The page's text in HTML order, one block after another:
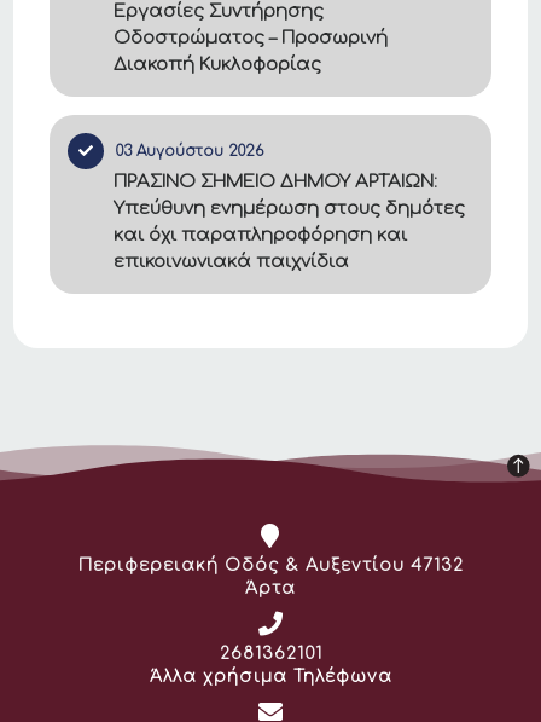
Εργασίες Συντήρησης
Οδοστρώματος – Προσωρινή
Διακοπή Κυκλοφορίας
03 Αυγούστου 2026
ΠΡΑΣΙΝΟ ΣΗΜΕΙΟ ΔΗΜΟΥ ΑΡΤΑΙΩΝ:
Υπεύθυνη ενημέρωση στους δημότες
και όχι παραπληροφόρηση και
επικοινωνιακά παιχνίδια
Διεύθυνση:
Περιφερειακή Οδός & Αυξεντίου 47132
Άρτα
Τηλέφωνο:
2681362101
Άλλα χρήσιμα Τηλέφωνα